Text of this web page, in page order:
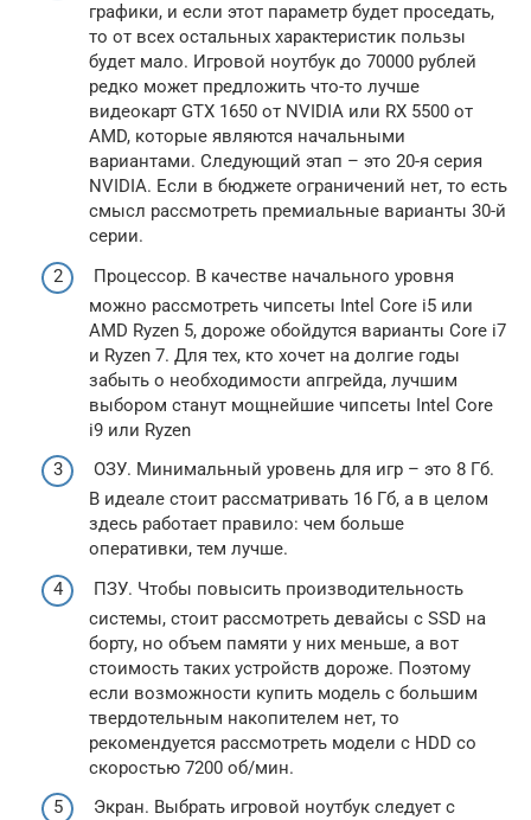
графики, и если этот параметр будет проседать,
то от всех остальных характеристик пользы
будет мало. Игровой ноутбук до 70000 рублей
редко может предложить что-то лучше
видеокарт GTX 1650 от NVIDIA или RX 5500 от
AMD, которые являются начальными
вариантами. Следующий этап – это 20-я серия
NVIDIA. Если в бюджете ограничений нет, то есть
смысл рассмотреть премиальные варианты 30-й
серии.
Процессор. В качестве начального уровня
можно рассмотреть чипсеты Intel Core i5 или
AMD Ryzen 5, дороже обойдутся варианты Core i7
и Ryzen 7. Для тех, кто хочет на долгие годы
забыть о необходимости апгрейда, лучшим
выбором станут мощнейшие чипсеты Intel Core
i9 или Ryzen
ОЗУ. Минимальный уровень для игр – это 8 Гб.
В идеале стоит рассматривать 16 Гб, а в целом
здесь работает правило: чем больше
оперативки, тем лучше.
ПЗУ. Чтобы повысить производительность
системы, стоит рассмотреть девайсы с SSD на
борту, но объем памяти у них меньше, а вот
стоимость таких устройств дороже. Поэтому
если возможности купить модель с большим
твердотельным накопителем нет, то
рекомендуется рассмотреть модели с HDD со
скоростью 7200 об/мин.
Экран. Выбрать игровой ноутбук следует с